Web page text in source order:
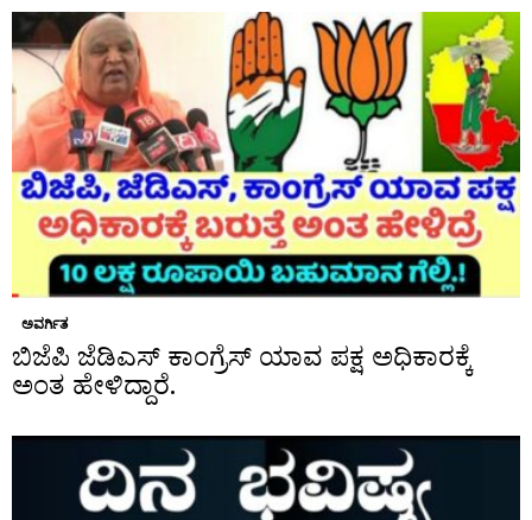
ಅವರ್ಗಿತ
ಬಿಜೆಪಿ ಜೆಡಿಎಸ್ ಕಾಂಗ್ರೆಸ್ ಯಾವ ಪಕ್ಷ ಅಧಿಕಾರಕ್ಕೆ
ಅಂತ ಹೇಳಿದ್ದಾರೆ.